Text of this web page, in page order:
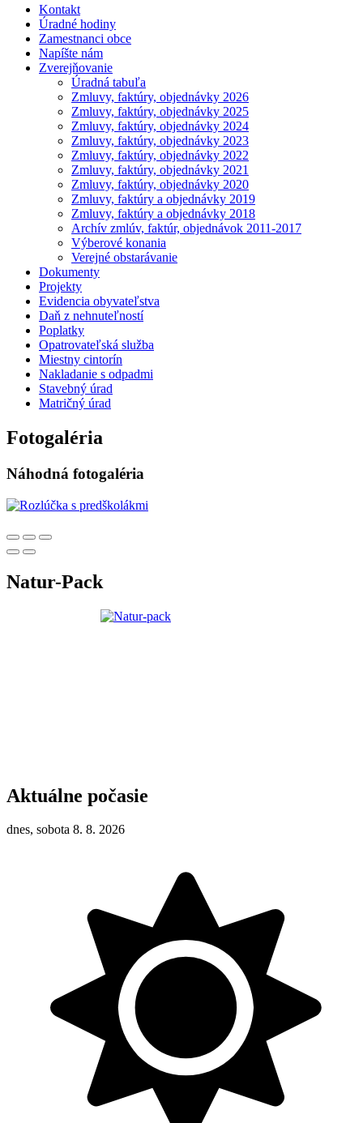
Kontakt
Úradné hodiny
Zamestnanci obce
Napíšte nám
Zverejňovanie
Úradná tabuľa
Zmluvy, faktúry, objednávky 2026
Zmluvy, faktúry, objednávky 2025
Zmluvy, faktúry, objednávky 2024
Zmluvy, faktúry, objednávky 2023
Zmluvy, faktúry, objednávky 2022
Zmluvy, faktúry, objednávky 2021
Zmluvy, faktúry, objednávky 2020
Zmluvy, faktúry a objednávky 2019
Zmluvy, faktúry a objednávky 2018
Archív zmlúv, faktúr, objednávok 2011-2017
Výberové konania
Verejné obstarávanie
Dokumenty
Projekty
Evidencia obyvateľstva
Daň z nehnuteľností
Poplatky
Opatrovateľská služba
Miestny cintorín
Nakladanie s odpadmi
Stavebný úrad
Matričný úrad
Fotogaléria
Náhodná fotogaléria
Natur-Pack
Aktuálne počasie
dnes, sobota 8. 8. 2026